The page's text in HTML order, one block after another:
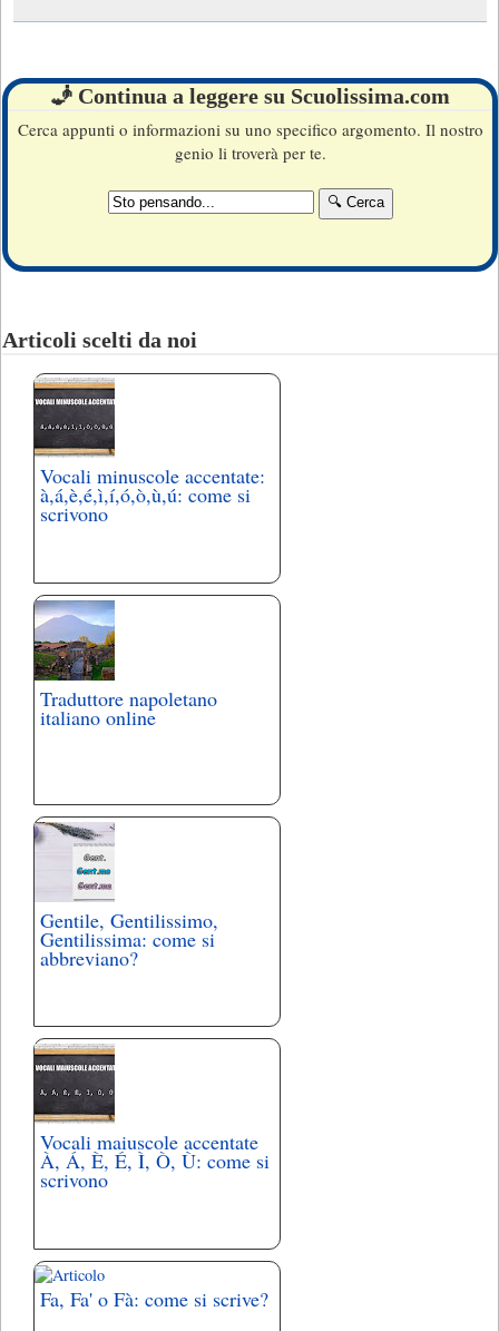
🧞 Continua a leggere su Scuolissima.com
Cerca appunti o informazioni su uno specifico argomento. Il nostro
genio li troverà per te.
Articoli scelti da noi
Vocali minuscole accentate:
à,á,è,é,ì,í,ó,ò,ù,ú: come si
scrivono
Traduttore napoletano
italiano online
Gentile, Gentilissimo,
Gentilissima: come si
abbreviano?
Vocali maiuscole accentate
À, Á, È, É, Ì, Ò, Ù: come si
scrivono
Fa, Fa' o Fà: come si scrive?